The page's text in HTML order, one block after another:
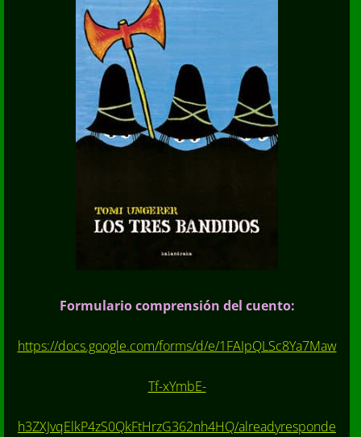
Formulario comprensión del cuento:
https://docs.google.com/forms/d/e/1FAIpQLSc8Ya7Maw
Tf-xYmbE-
h3ZXJvqElkP4zS0QkFtHrzG362nh4HQ/alreadyresponde